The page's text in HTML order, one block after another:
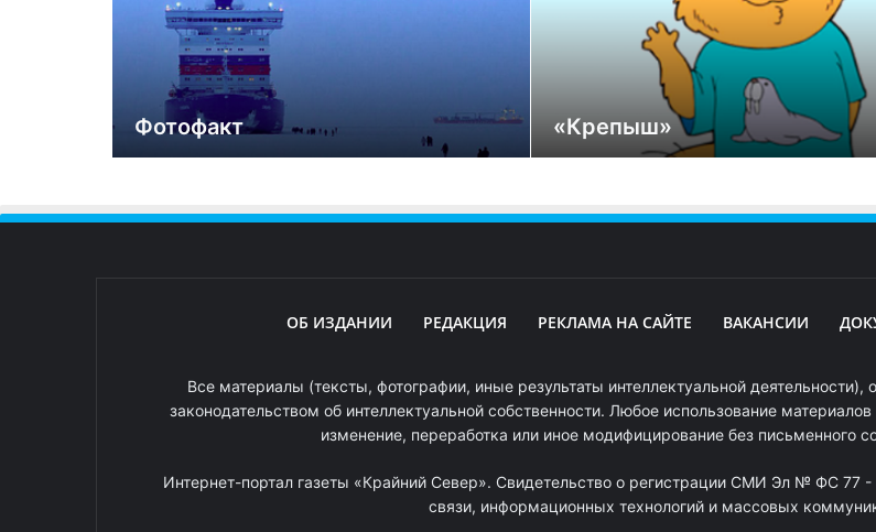
Фотофакт «Крепыш»
ОБ ИЗДАНИИ РЕДАКЦИЯ РЕКЛАМА НА САЙТЕ ВАКАНСИИ
Все материалы (тексты, фотографии, иные результаты интеллектуальной деятельности),
законодательством об интеллектуальной собственности. Любое использование
изменение, переработка или иное модифицирование без письменного
Интернет-портал газеты «Крайний Север». Свидетельство о регистрации СМИ Эл № ФС
связи, информационных технологий и массовых